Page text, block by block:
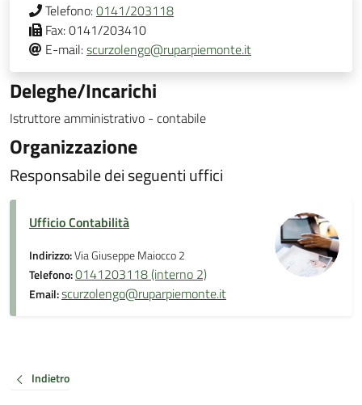
Telefono:0141/203118
Fax:0141/203410
E-mail:scurzolengo@ruparpiemonte.it
Deleghe/Incarichi
Istruttore amministrativo - contabile
Organizzazione
Responsabile dei seguenti uffici
Ufficio Contabilità
Indirizzo:Via Giuseppe Maiocco 2
Telefono:0141203118 (interno 2)
Email:scurzolengo@ruparpiemonte.it
Indietro